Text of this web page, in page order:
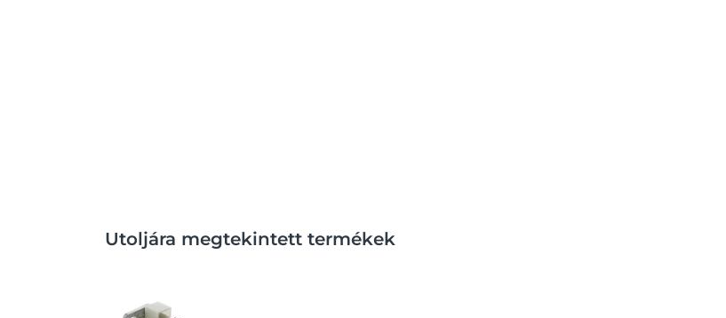
Utoljára megtekintett termékek